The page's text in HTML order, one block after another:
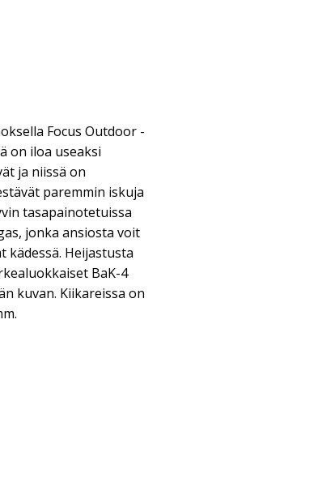
Focus Outdoor -
on iloa useaksi
ja niissä on
paremmin iskuja
tasapainotetuissa
jonka ansiosta voit
kädessä. Heijastusta
BaK-4
kuvan. Kiikareissa on